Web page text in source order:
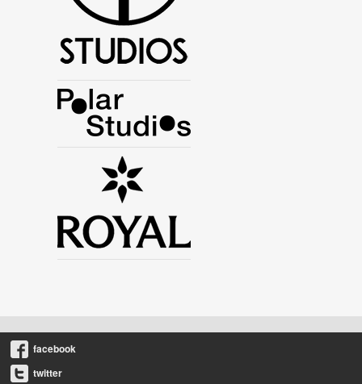
facebook
twitter